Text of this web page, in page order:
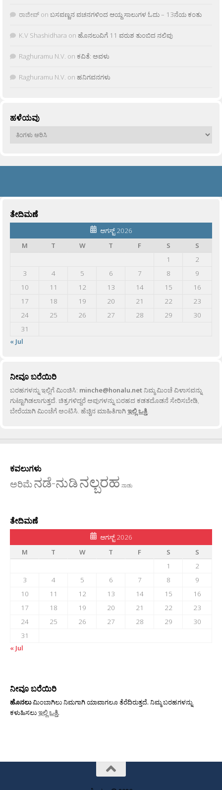
ರಾಜೀವ್ on ಬಸವಣ್ಣನ ವಚನಗಳಿಂದ ಆಯ್ದ ಸಾಲುಗಳ ಓದು – 13ನೆಯ ಕಂತು
K.V Shashidhara on ಹೊನಲುವಿಗೆ 11 ವರುಶ ತುಂಬಿದ ನಲಿವು
Raghuramu N.V. on ಕವಿತೆ: ಅವಳು
Raghuramu N.V. on ಹನಿಗವನಗಳು
ಹಳೆಯವು
ಹಳೆಯವು
ತೇದಿಮಣೆ
ಆಗಸ್ಟ್ 2026
M
T W T F S
S
1
2
3
4 5 6 7 8
9
10
11 12 13 14 15
16
17
18 19 20 21 22
23
24
25 26 27 28 29
30
31
« Jul
ನೀವೂ ಬರೆಯಿರಿ
ಬರಹಗಳನ್ನು ಇಲ್ಲಿಗೆ ಮಿಂಚಿಸಿ: minche@honalu.netನಿಮ್ಮ ಮಿಂಚೆ ವಿಳಾಸವನ್ನು
ಗುಟ್ಟಾಗಿಡಲಾಗುತ್ತದೆ. ಚಿತ್ರಗಳಿದ್ದರೆ ಅವುಗಳನ್ನು ಬರಹದ ಕಡತದೊಡನೆ ಸೇರಿಸಬೇಡಿ,
ಬೇರೆಯಾಗಿ ಮಿಂಚೆಗೆ ಅಂಟಿಸಿ. ಹೆಚ್ಚಿನ ಮಾಹಿತಿಗಾಗಿಇಲ್ಲಿ ಒತ್ತಿ.
ಕವಲುಗಳು
ಅರಿಮೆನಡೆ-ನುಡಿನಲ್ಬರಹ ನಾಡು
ತೇದಿಮಣೆ
ಆಗಸ್ಟ್ 2026
M
T W T F S
S
1
2
3
4 5 6 7 8
9
10
11 12 13 14 15
16
17
18 19 20 21 22
23
24
25 26 27 28 29
30
31
« Jul
ನೀವೂ ಬರೆಯಿರಿ
ಹೊನಲುಮಿಂಬಾಗಿಲು ನಿಮಗಾಗಿ ಯಾವಾಗಲೂ ತೆರೆದಿರುತ್ತದೆ. ನಿಮ್ಮ ಬರಹಗಳನ್ನು
ಕಳುಹಿಸಲುಇಲ್ಲಿ ಒತ್ತಿ.